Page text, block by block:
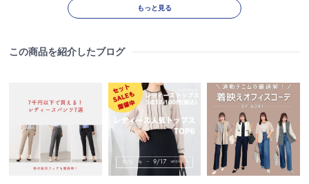
もっと見る
この商品を紹介したブログ